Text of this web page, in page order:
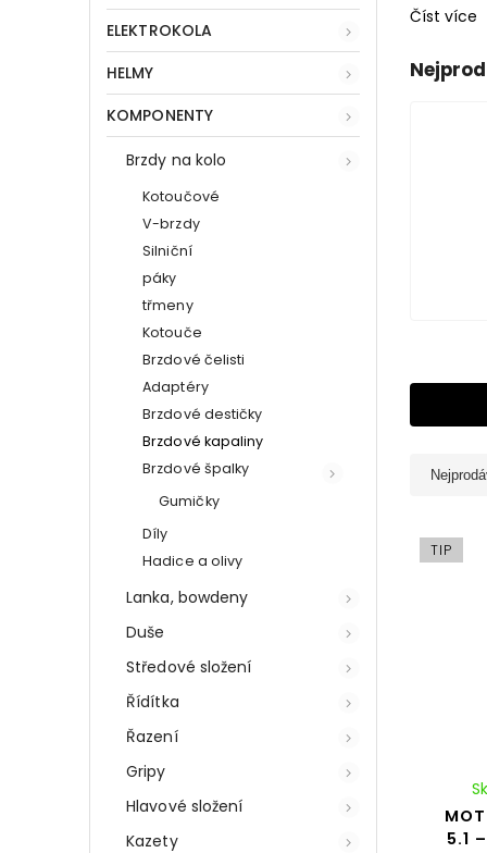
ELEKTROKOLA
HELMY
KOMPONENTY
Brzdy na kolo
Kotoučové
V-brzdy
Silniční
páky
třmeny
Kotouče
Brzdové čelisti
Adaptéry
Brzdové destičky
Brzdové kapaliny
Brzdové špalky
Gumičky
Díly
Hadice a olivy
Lanka, bowdeny
Duše
Středové složení
Řídítka
Řazení
Gripy
Hlavové složení
Kazety
Číst více
TIP
5.1